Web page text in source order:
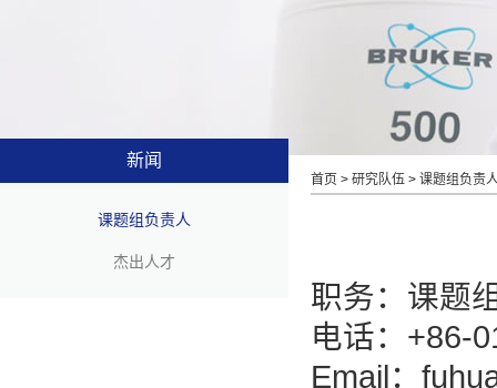
新闻
课题组负责人
杰出人才
首页 > 研究队伍 > 课题组负责
职务：课题
电话：+86-
Email：